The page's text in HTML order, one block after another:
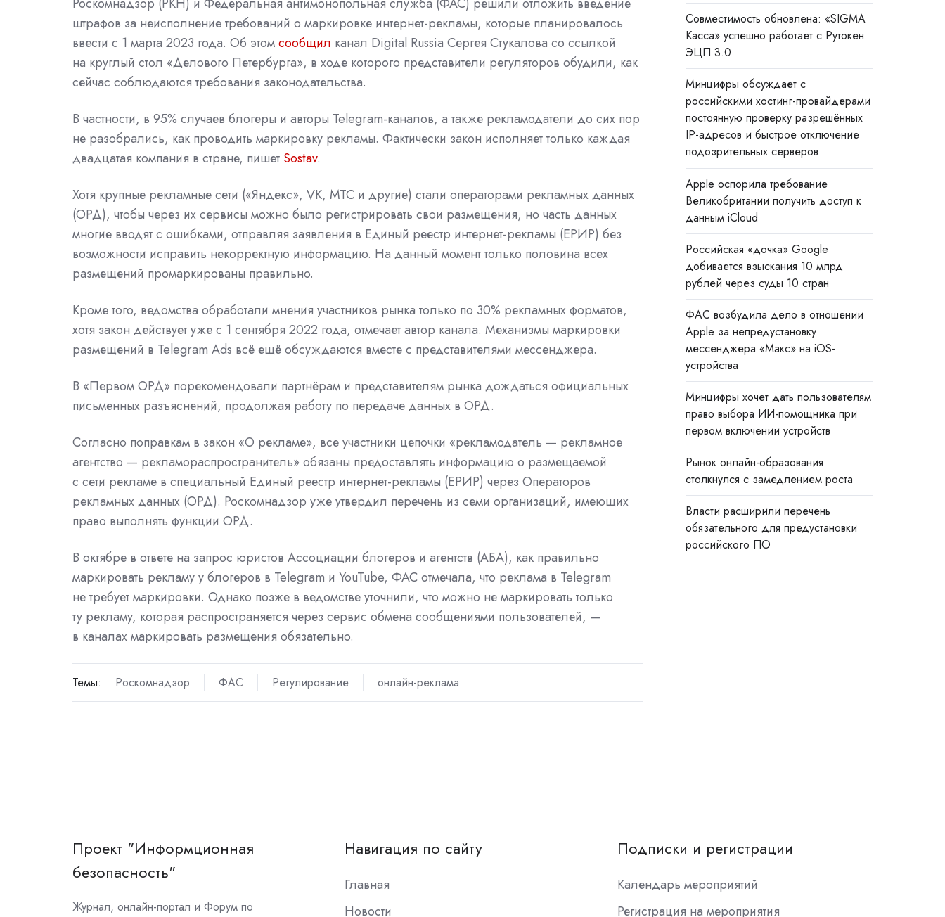
штрафов за неисполнение требований о маркировке интернет-рекламы, которые планировалось
ввести с 1 марта 2023 года. Об этомсообщил канал Digital Russia Сергея Стукалова со ссылкой
на круглый стол «Делового Петербурга», в ходе которого представители регуляторов обудили, как
сейчас соблюдаются требования законодательства.
В частности, в 95% случаев блогеры и авторы Telegram-каналов, а также рекламодатели до сих пор
не разобрались, как проводить маркировку рекламы. Фактически закон исполняет только каждая
двадцатая компания в стране, пишет Sostav.
Хотя крупные рекламные сети («Яндекс», VK, МТС и другие) стали операторами рекламных данных
(ОРД), чтобы через их сервисы можно было регистрировать свои размещения, но часть данных
многие вводят с ошибками, отправляя заявления в Единый реестр интернет-рекламы (ЕРИР) без
возможности исправить некорректную информацию. На данный момент только половина всех
размещений промаркированы правильно.
Кроме того, ведомства обработали мнения участников рынка только по 30% рекламных форматов,
хотя закон действуетуже с 1 сентября 2022 года, отмечает автор канала. Механизмы маркировки
размещений в Telegram Ads всё ещё обсуждаются вместе с представителями мессенджера.
В «Первом ОРД» порекомендовали партнёрам и представителям рынка дождаться официальных
письменных разъяснений, продолжая работу по передаче данных в ОРД.
Согласно поправкам в закон «О рекламе», все участники цепочки «рекламодатель — рекламное
агентство — рекламораспространитель»обязаны предоставлять информацию о размещаемой
с сети рекламе в специальный Единый реестр интернет-рекламы (ЕРИР) через Операторов
рекламных данных (ОРД). Роскомнадзор ужеутвердил перечень из семи организаций, имеющих
право выполнять функции ОРД.
В октябре в ответе на запрос юристов Ассоциации блогеров и агентств (АБА), как правильно
маркировать рекламу у блогеров в Telegram и YouTube, ФАСотмечала, что реклама в Telegram
не требует маркировки. Однако позже в ведомствеуточнили, что можно не маркировать только
ту рекламу, которая распространяется через сервис обмена сообщениями пользователей, —
в каналах маркировать размещения обязательно.
Темы: Роскомнадзор ФАС Регулирование онлайн-реклама
Совместимость обновлена: «SIGMA
Касса» успешно работает с Рутокен
ЭЦП 3.0
Минцифры обсуждает с
российскими хостинг-провайдерами
постоянную проверку разрешённых
IP-адресов и быстрое отключение
подозрительных серверов
Apple оспорила требование
Великобритании получить доступ к
данным iCloud
Российская «дочка» Google
добивается взыскания 10 млрд
рублей через суды 10 стран
ФАС возбудила дело в отношении
Apple за непредустановку
мессенджера «Макс» на iOS-
устройства
Минцифры хочет дать пользователям
право выбора ИИ-помощника при
первом включении устройств
Рынок онлайн-образования
столкнулся с замедлением роста
Власти расширили перечень
обязательного для предустановки
российского ПО
Проект "Информционная
безопасность"
Журнал, онлайн-портал и Форум по
Навигация по сайту
Главная
Новости
Подписки и регистрации
Календарь мероприятий
Регистрация на мероприятия